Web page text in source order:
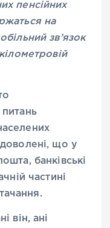
пенсійних
на
зв’язок
питань
що у
банківські
частині
він, ані